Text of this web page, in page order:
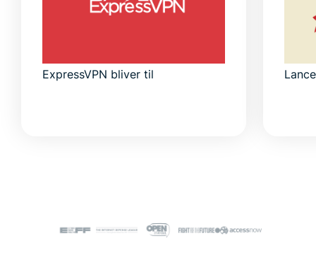
ExpressVPN bliver til